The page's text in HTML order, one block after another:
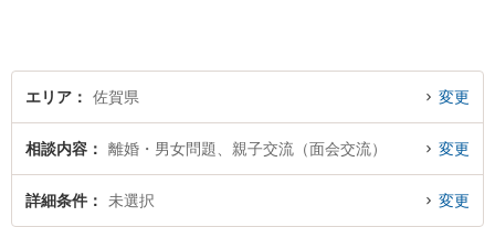
エリア 佐賀県 変更
相談内容 離婚・男女問題、親子交流（面会交流） 変更
詳細条件 未選択 変更